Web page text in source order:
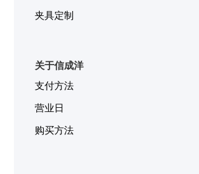
夹具定制
关于信成洋
支付方法
营业日
购买方法